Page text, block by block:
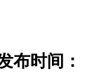
布时间：